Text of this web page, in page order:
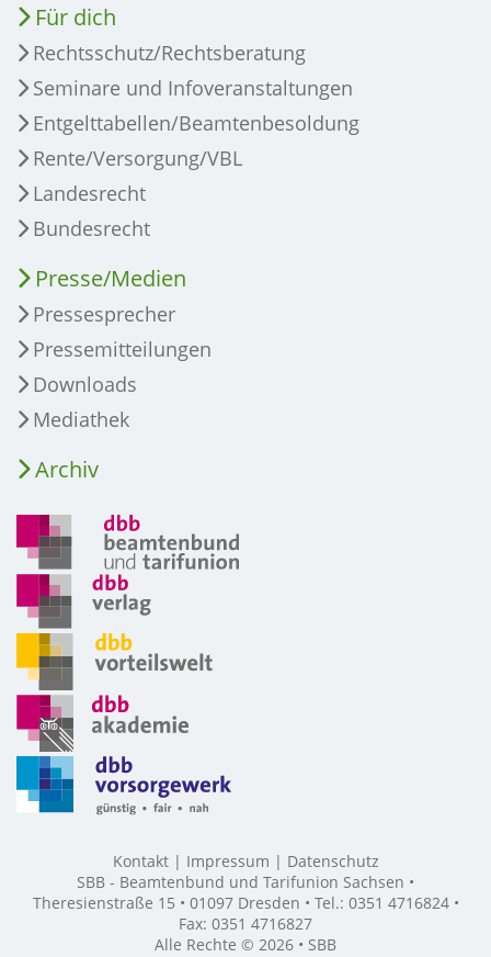
Für dich
Rechtsschutz/Rechtsberatung
Seminare und Infoveranstaltungen
Entgelttabellen/Beamtenbesoldung
Rente/Versorgung/VBL
Landesrecht
Bundesrecht
Presse/Medien
Pressesprecher
Pressemitteilungen
Downloads
Mediathek
Archiv
Kontakt Impressum
Datenschutz
SBB - Beamtenbund und Tarifunion Sachsen •
Theresienstraße 15 • 01097 Dresden • Tel.: 0351 4716824 •
Fax: 0351 4716827
Alle Rechte © 2026 • SBB